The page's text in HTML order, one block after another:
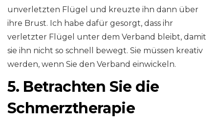
unverletzten Flügel und kreuzte ihn dann über
ihre Brust. Ich habe dafür gesorgt, dass ihr
verletzter Flügel unter dem Verband bleibt, damit
sie ihn nicht so schnell bewegt. Sie müssen kreativ
werden, wenn Sie den Verband einwickeln.
5. Betrachten Sie die
Schmerztherapie